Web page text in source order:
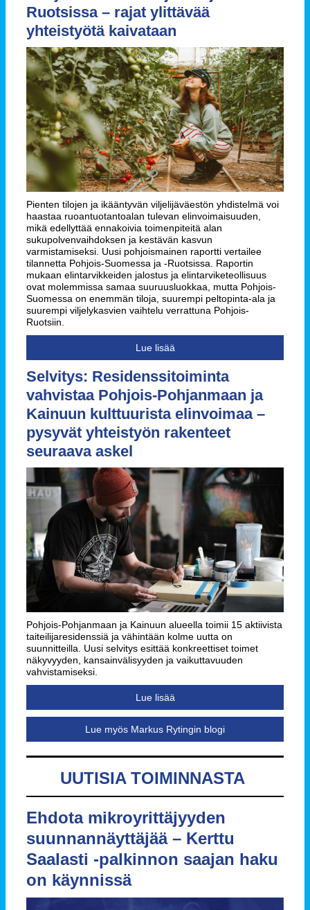
Ruotsissa – rajat ylittävää
yhteistyötä kaivataan
Pienten tilojen ja ikääntyvän viljelijäväestön yhdistelmä voi
haastaa ruoantuotantoalan tulevan elinvoimaisuuden,
mikä edellyttää ennakoivia toimenpiteitä alan
sukupolvenvaihdoksen ja kestävän kasvun
varmistamiseksi. Uusi pohjoismainen raportti vertailee
tilannetta Pohjois-Suomessa ja -Ruotsissa. Raportin
mukaan elintarvikkeiden jalostus ja elintarviketeollisuus
ovat molemmissa samaa suuruusluokkaa, mutta Pohjois-
Suomessa on enemmän tiloja, suurempi peltopinta-ala ja
suurempi viljelykasvien vaihtelu verrattuna Pohjois-
Ruotsiin.
Lue lisää
Selvitys: Residenssitoiminta
vahvistaa Pohjois‑Pohjanmaan ja
Kainuun kulttuurista elinvoimaa –
pysyvät yhteistyön rakenteet
seuraava askel
Pohjois-Pohjanmaan ja Kainuun alueella toimii 15 aktiivista
taiteilijaresidenssiä ja vähintään kolme uutta on
suunnitteilla. Uusi selvitys esittää konkreettiset toimet
näkyvyyden, kansainvälisyyden ja vaikuttavuuden
vahvistamiseksi.
Lue lisää
Lue myös Markus Rytingin blogi
UUTISIA TOIMINNASTA
Ehdota mikroyrittäjyyden
suunnannäyttäjää – Kerttu
Saalasti -palkinnon saajan haku
on käynnissä